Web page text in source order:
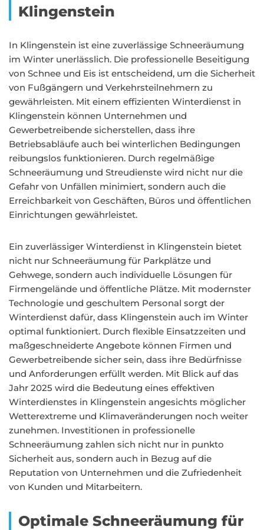
Klingenstein
In Klingenstein ist eine zuverlässige Schneeräumung
im Winter unerlässlich. Die professionelle Beseitigung
von Schnee und Eis ist entscheidend, um die Sicherheit
von Fußgängern und Verkehrsteilnehmern zu
gewährleisten. Mit einem effizienten Winterdienst in
Klingenstein können Unternehmen und
Gewerbetreibende sicherstellen, dass ihre
Betriebsabläufe auch bei winterlichen Bedingungen
reibungslos funktionieren. Durch regelmäßige
Schneeräumung und Streudienste wird nicht nur die
Gefahr von Unfällen minimiert, sondern auch die
Erreichbarkeit von Geschäften, Büros und öffentlichen
Einrichtungen gewährleistet.
Ein zuverlässiger Winterdienst in Klingenstein bietet
nicht nur Schneeräumung für Parkplätze und
Gehwege, sondern auch individuelle Lösungen für
Firmengelände und öffentliche Plätze. Mit modernster
Technologie und geschultem Personal sorgt der
Winterdienst dafür, dass Klingenstein auch im Winter
optimal funktioniert. Durch flexible Einsatzzeiten und
maßgeschneiderte Angebote können Firmen und
Gewerbetreibende sicher sein, dass ihre Bedürfnisse
und Anforderungen erfüllt werden. Mit Blick auf das
Jahr 2025 wird die Bedeutung eines effektiven
Winterdienstes in Klingenstein angesichts möglicher
Wetterextreme und Klimaveränderungen noch weiter
zunehmen. Investitionen in professionelle
Schneeräumung zahlen sich nicht nur in punkto
Sicherheit aus, sondern auch in Bezug auf die
Reputation von Unternehmen und die Zufriedenheit
von Kunden und Mitarbeitern.
Optimale Schneeräumung für